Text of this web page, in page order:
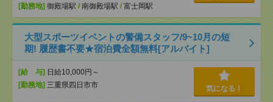
[勤務地] 御殿場駅 / 南御殿場駅 / 富士岡駅
大型スポーツイベントの警備スタッフ/9~10月の短
期! 履歴書不要★宿泊費全額無料[アルバイト]
[給 与] 日給10,000円～
[勤務地] 三重県四日市市 気になる！